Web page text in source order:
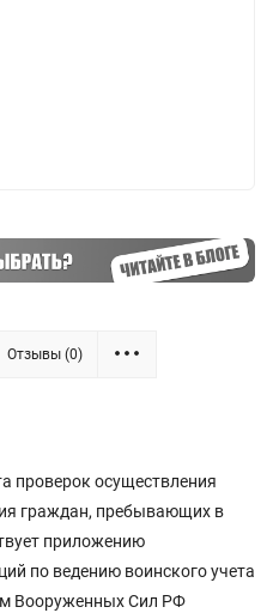
Отзывы (0)
проверок осуществления
граждан, пребывающих в
приложению
по ведению воинского учета
Вооруженных Сил РФ